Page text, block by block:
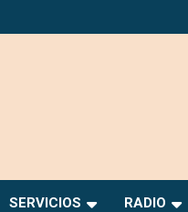
SERVICIOS RADIO